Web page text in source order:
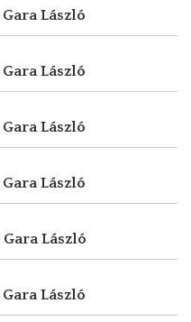
Gara László
Gara László
Gara László
Gara László
Gara László
Gara László